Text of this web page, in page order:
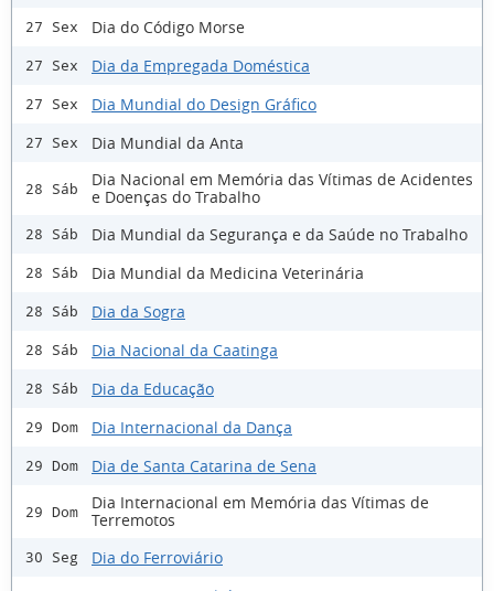
27 Sex Dia do Código Morse
27 Sex Dia da Empregada Doméstica
27 Sex Dia Mundial do Design Gráfico
27 Sex Dia Mundial da Anta
28 Sáb
Dia Nacional em Memória das Vítimas de Acidentes
e Doenças do Trabalho
28 Sáb Dia Mundial da Segurança e da Saúde no Trabalho
28 Sáb Dia Mundial da Medicina Veterinária
28 Sáb Dia da Sogra
28 Sáb Dia Nacional da Caatinga
28 Sáb Dia da Educação
29 Dom Dia Internacional da Dança
29 Dom Dia de Santa Catarina de Sena
29 Dom
Dia Internacional em Memória das Vítimas de
Terremotos
30 Seg Dia do Ferroviário